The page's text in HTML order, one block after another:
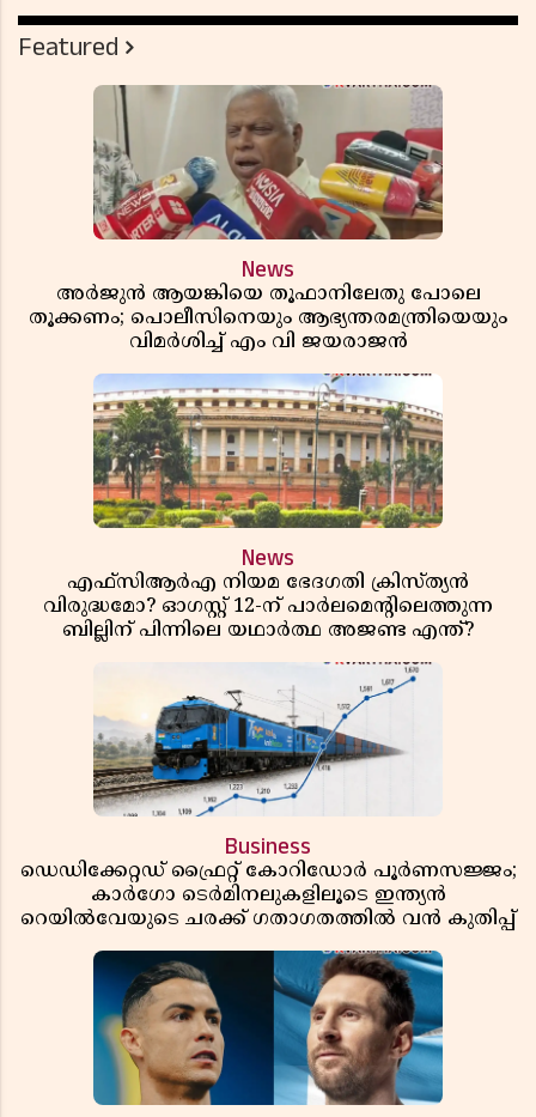
Featured
News
അർജുൻ ആയങ്കിയെ തൂഫാനിലേതു പോലെ
തൂക്കണം; പൊലീസിനെയും ആഭ്യന്തരമന്ത്രിയെയും
വിമർശിച്ച് എം വി ജയരാജൻ
News
എഫ്സിആർഎ നിയമ ഭേദഗതി ക്രിസ്ത്യൻ
വിരുദ്ധമോ? ഓഗസ്റ്റ് 12-ന് പാർലമെന്റിലെത്തുന്ന
ബില്ലിന് പിന്നിലെ യഥാർത്ഥ അജണ്ട എന്ത്?
Business
ഡെഡിക്കേറ്റഡ് ഫ്രൈറ്റ് കോറിഡോർ പൂർണസജ്ജം;
കാർഗോ ടെർമിനലുകളിലൂടെ ഇന്ത്യൻ
റെയിൽവേയുടെ ചരക്ക് ഗതാഗതത്തിൽ വൻ കുതിപ്പ്